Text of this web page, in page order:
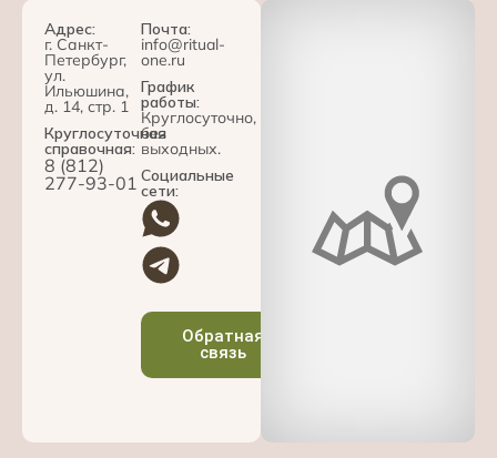
Адрес:
г. Санкт-
Петербург,
ул.
Ильюшина,
д. 14, стр. 1
Круглосуточная
справочная:
8 (812)
277-93-01
Почта:
info@ritual-
one.ru
График
работы:
Круглосуточно,
без
выходных.
Социальные
сети:
Обратная
связь